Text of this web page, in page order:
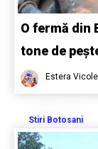
O fermă din
tone de
Estera
Stiri Botosani